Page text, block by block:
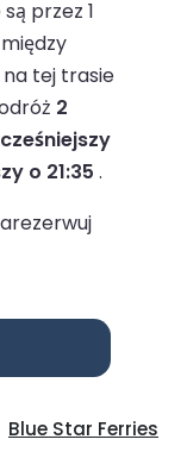
przez 1
tej trasie
2
o 21:35 .
Blue Star Ferries